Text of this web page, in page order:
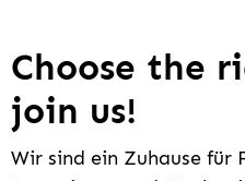
Choose the
join us!
Wir sind ein Zuhause für